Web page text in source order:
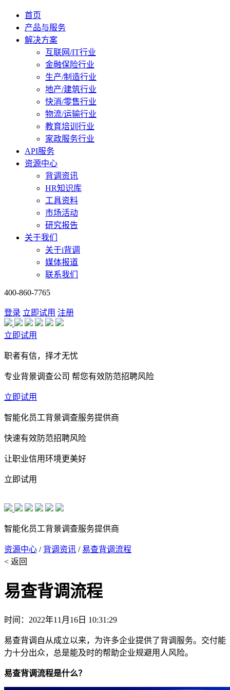
首页
产品与服务
解决方案
互联网/IT行业
金融保险行业
生产/制造行业
地产/建筑行业
快消/零售行业
物流/运输行业
教育培训行业
家政服务行业
API服务
资源中心
背调资讯
HR知识库
工具资料
市场活动
研究报告
关于我们
关于i背调
媒体报道
联系我们
400-860-7765
登录 立即试用 注册
立即试用
职者有信，择才无忧
专业背景调查公司 帮您有效防范招聘风险
立即试用
智能化员工背景调查服务提供商
快速有效防范招聘风险
让职业信用环境更美好
立即试用
智能化员工背景调查服务提供商
资源中心 / 背调资讯 /易查背调流程
< 返回
易查背调流程
时间：2022年11月16日 10:31:29
易查背调自从成立以来，为许多企业提供了背调服务。交付能
力十分出众，总是能及时的帮助企业规避用人风险。
易查背调流程是什么？